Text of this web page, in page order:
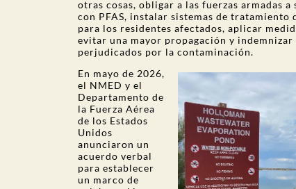
otras cosas, obligar a las fuerzas armadas
con PFAS, instalar sistemas de tratamiento
para los residentes afectados, aplicar
evitar una mayor propagación y
perjudicados por la contaminación.
En mayo de 2026,
el NMED y el
Departamento de
la Fuerza Aérea
de los Estados
Unidos
anunciaron un
acuerdo verbal
para establecer
un marco de